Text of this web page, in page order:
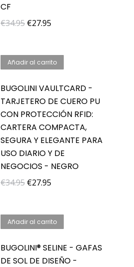
CF
€34.95 El
era:
€27.95
es:
Añadir al carrito
BUGOLINI VAULTCARD -
TARJETERO DE CUERO PU
CON PROTECCIÓN RFID:
CARTERA COMPACTA,
SEGURA Y ELEGANTE PARA
USO DIARIO Y DE
NEGOCIOS - NEGRO
€34.95 El
era:
€27.95
es:
Añadir al carrito
BUGOLINI® SELINE - GAFAS
DE SOL DE DISEÑO -